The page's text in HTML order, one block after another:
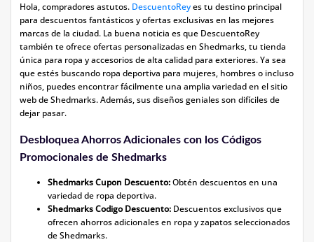
Hola, compradores astutos. DescuentoReyes tu destino principal
para descuentos fantásticos y ofertas exclusivas en las mejores
marcas de la ciudad. La buena noticia es que DescuentoRey
también te ofrece ofertas personalizadas en Shedmarks, tu tienda
única para ropa y accesorios de alta calidad para exteriores. Ya sea
que estés buscando ropa deportiva para mujeres, hombres o incluso
niños, puedes encontrar fácilmente una amplia variedad en el sitio
web de Shedmarks. Además, sus diseños geniales son difíciles de
dejar pasar.
Desbloquea Ahorros Adicionales con los Códigos
Promocionales de Shedmarks
Shedmarks Cupon Descuento:Obtén descuentos en una
variedad de ropa deportiva.
Shedmarks Codigo Descuento: Descuentos exclusivos que
ofrecen ahorros adicionales en ropa y zapatos seleccionados
de Shedmarks.